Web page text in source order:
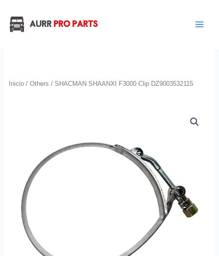
contenido
Inicio/ Others / SHACMAN SHAANXI F3000 Clip DZ9003532115